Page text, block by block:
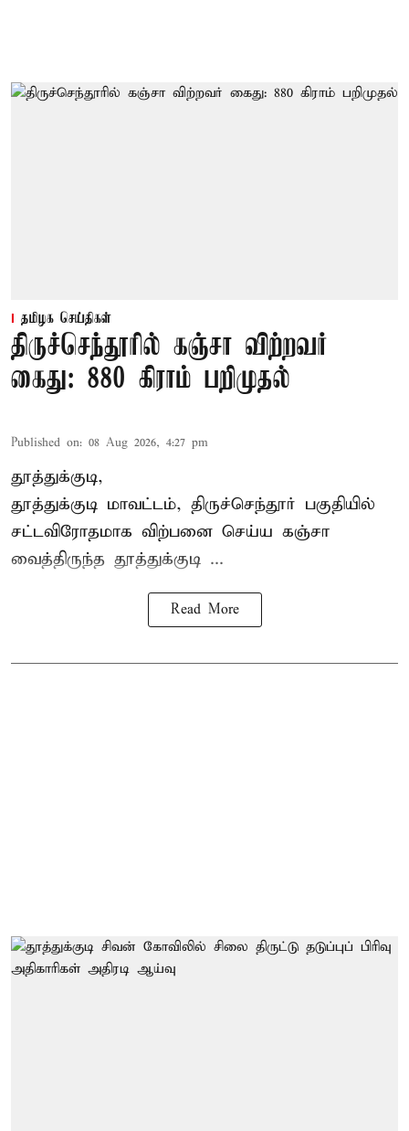
தமிழக செய்திகள்
திருச்செந்தூரில் கஞ்சா விற்றவர்
கைது: 880 கிராம் பறிமுதல்
Published on: 08 Aug 2026, 4:27 pm
தூத்துக்குடி,
தூத்துக்குடி மாவட்டம், திருச்செந்தூர் பகுதியில்
சட்டவிரோதமாக விற்பனை செய்ய கஞ்சா
வைத்திருந்த தூத்துக்குடி ...
Read More